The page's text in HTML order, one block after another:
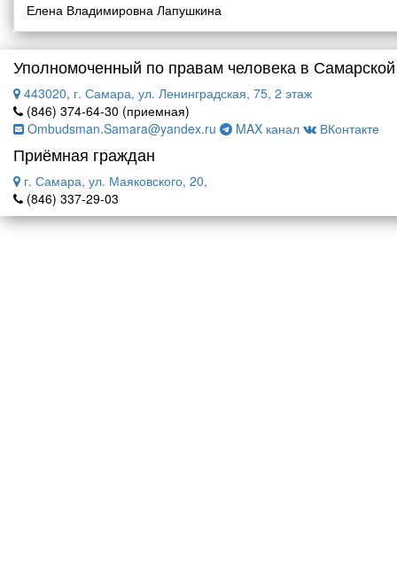
Елена Владимировна Лапушкина
Уполномоченный по правам человека в
443020, г. Самара, ул. Ленинградская, 75, 2 этаж
(846) 374-64-30 (приемная)
Ombudsman.Samara@yandex.ru
MAX канал ВКонтакте
Приёмная граждан
г. Самара, ул. Маяковского, 20,
(846) 337-29-03